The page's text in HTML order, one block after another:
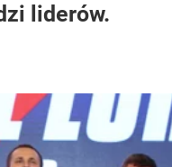
liderów.